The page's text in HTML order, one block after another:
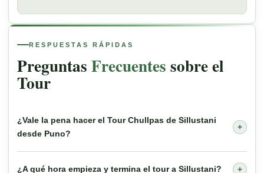
RESPUESTAS RÁPIDAS
Preguntas Frecuentes sobre el
Tour
¿Vale la pena hacer el Tour Chullpas de Sillustani
desde Puno?
+
¿A qué hora empieza y termina el tour a Sillustani? +